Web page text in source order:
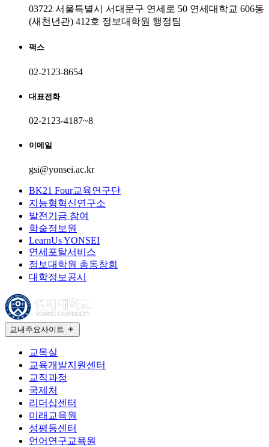
03722 서울특별시 서대문구 연세로 50 연세대학교 606동
(새천년관) 412호 정보대학원 행정팀
팩스
02-2123-8654
대표전화
02-2123-4187~8
이메일
gsi@yonsei.ac.kr
BK21 Four교육연구단
지능형혁신연구소
발전기금 참여
학술정보원
LearnUs YONSEI
연세포탈서비스
정보대학원 총동창회
대학정보공시
교내주요사이트
교목실
교육개발지원센터
교직과정
국제처
리더십센터
미래교육원
성평등센터
언어연구교육원